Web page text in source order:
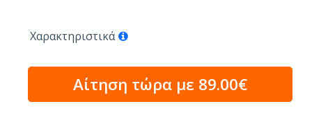
Χαρακτηριστικά
Αίτηση τώρα με 89.00€